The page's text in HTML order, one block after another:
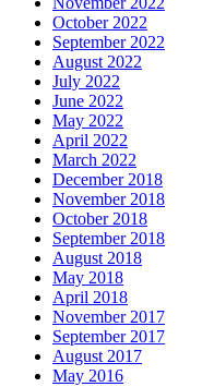
October 2022
September 2022
August 2022
July 2022
June 2022
May 2022
April 2022
March 2022
December 2018
November 2018
October 2018
September 2018
August 2018
May 2018
April 2018
November 2017
September 2017
August 2017
May 2016